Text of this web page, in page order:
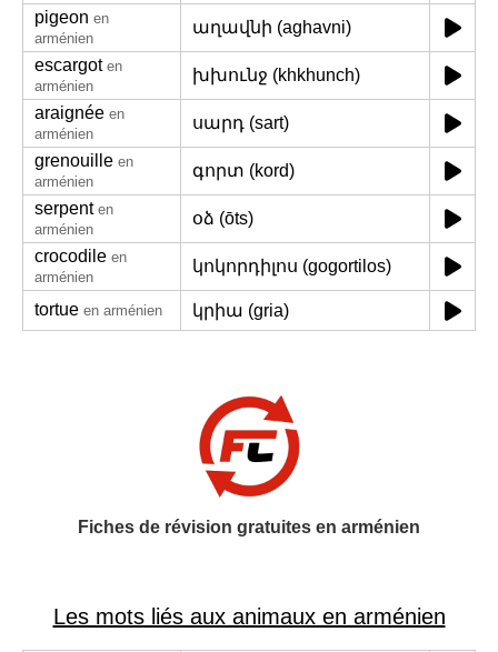
pigeon en
arménien
աղավնի (aghavni)
escargot en
arménien
խխունջ (khkhunch)
araignée en
arménien
սարդ (sart)
grenouille en
arménien
գորտ (kord)
serpent en
arménien
օձ (ōts)
crocodile en
arménien
կոկորդիլոս (gogortilos)
tortue en arménien կրիա (gria)
Fiches de révision gratuites en arménien
Les mots liés aux animaux en arménien